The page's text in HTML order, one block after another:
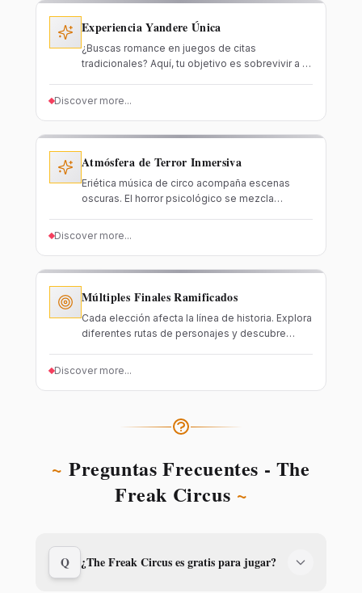
Experiencia Yandere Única
¿Buscas romance en juegos de citas
tradicionales? Aquí, tu objetivo es sobrevivir a la
Discover more...
Atmósfera de Terror Inmersiva
Eriética música de circo acompaña escenas
oscuras. El horror psicológico se mezcla
Discover more...
Múltiples Finales Ramificados
Cada elección afecta la línea de historia. Explora
diferentes rutas de personajes y descubre
Discover more...
~ Preguntas Frecuentes - The
Freak Circus ~
Q ¿The Freak Circus es gratis para jugar?